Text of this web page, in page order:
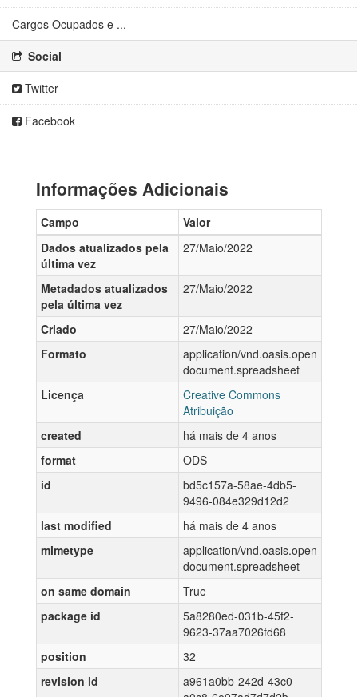
Cargos Ocupados e ...
Social
Twitter
Facebook
Informações Adicionais
Campo
Valor
Dados atualizados pela
última vez
27/Maio/2022
Metadados atualizados
pela última vez
27/Maio/2022
Criado
27/Maio/2022
Formato
application/vnd.oasis.open
document.spreadsheet
Licença
Creative Commons
Atribuição
created
há mais de 4 anos
format
ODS
id
bd5c157a-58ae-4db5-
9496-084e329d12d2
last modified
há mais de 4 anos
mimetype
application/vnd.oasis.open
document.spreadsheet
on same domain
True
package id
5a8280ed-031b-45f2-
9623-37aa7026fd68
position
32
revision id
a961a0bb-242d-43c0-